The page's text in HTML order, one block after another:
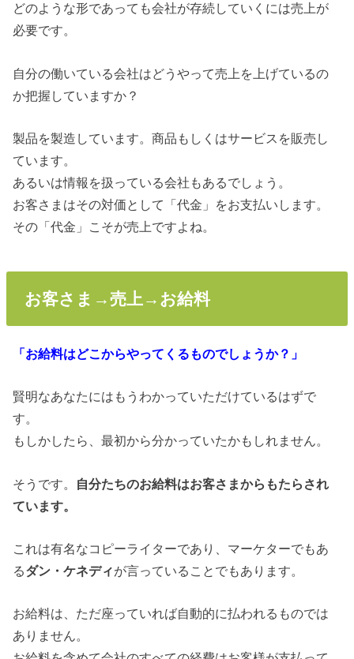
どのような形であっても会社が存続していくには売上が
必要です。
自分の働いている会社はどうやって売上を上げているの
か把握していますか？
製品を製造しています。商品もしくはサービスを販売し
ています。
あるいは情報を扱っている会社もあるでしょう。
お客さまはその対価として「代金」をお支払いします。
その「代金」こそが売上ですよね。
お客さま→売上→お給料
「お給料はどこからやってくるものでしょうか？」
賢明なあなたにはもうわかっていただけているはずで
す。
もしかしたら、最初から分かっていたかもしれません。
そうです。 自分たちのお給料はお客さまからもたらされ
ています。
これは有名なコピーライターであり、マーケターでもあ
るダン・ケネディが言っていることでもあります。
お給料は、ただ座っていれば自動的に払われるものでは
ありません。